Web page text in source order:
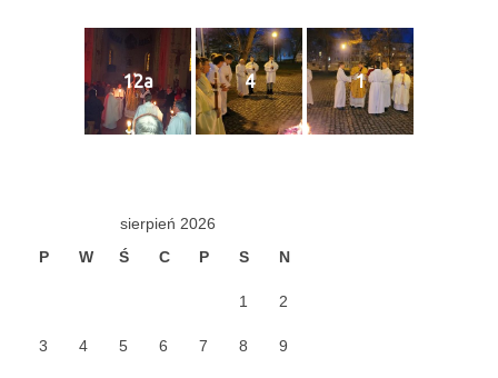
Imieniny kapłana
Kancelaria
Zaprzyjaźnione strony
Standardy ochrony małoletnich
12a 4 1
sierpień 2026
P
W Ś C P S N
1 2
3 4 5 6 7 8 9